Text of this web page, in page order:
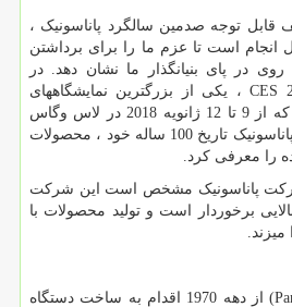
عطف قابل توجه صدمین سالگرد پاناسونیک ،
انجام است تا عزم ما را برای برداشتن
روی در پای بنیانگذار ما نشان دهد. در
CES، یکی از بزرگترین نمایشگاههای
الکترونیکی مصرفی جهان که از 9 تا 12 ژانویه 2018 در لاس وگاس
ایالات متحده برگزار شد ، پاناسونیک تاریخ 100 ساله خود ، محصولات
را معرفی کرد.
پاناسونیک مشخص است این شرکت
برخوردار است و تولید محصولات با
) از دهه 1970 اقدام به ساخت دستگاه